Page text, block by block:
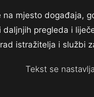
mjesto događaja,
pregleda i
istražitelja i službi
Tekst se